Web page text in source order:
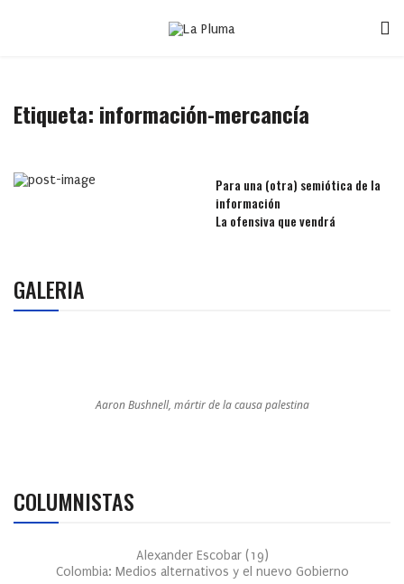
Etiqueta: información-mercancía
Para una (otra) semiótica de la
información
La ofensiva que vendrá
GALERIA
Aaron Bushnell, mártir de la causa palestina
COLUMNISTAS
Alexander Escobar (19)
Colombia: Medios alternativos y el nuevo Gobierno